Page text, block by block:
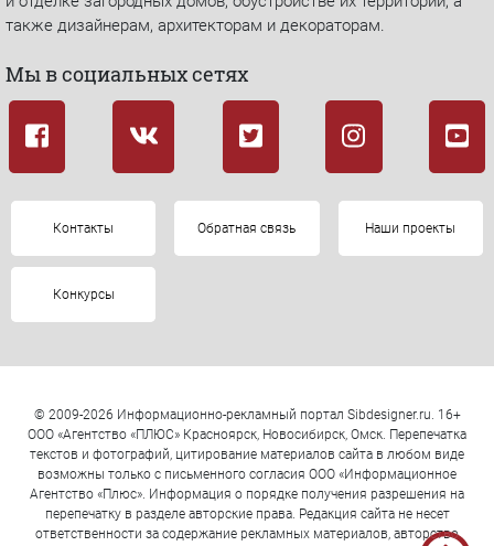
также дизайнерам, архитекторам и декораторам.
Мы в социальных сетях
Контакты Обратная связь Наши проекты
Конкурсы
© 2009-2026 Информационно-рекламный портал Sibdesigner.ru. 16+
ООО «Агентство «ПЛЮС» Красноярск, Новосибирск, Омск. Перепечатка
текстов и фотографий, цитирование материалов сайта в любом виде
возможны только с письменного согласия ООО «Информационное
Агентство «Плюс». Информация о порядке получения разрешения на
перепечатку в разделе авторские права. Редакция сайта не несет
ответственности за содержание рекламных материалов, авторство